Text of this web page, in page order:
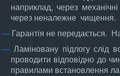
наприклад, через
через неналежне чищення.
Гарантія не передається.
Ламіновану підлогу слід
проводити відповідно до
правилами встановлення